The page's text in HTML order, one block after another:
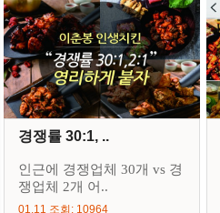
경쟁률 30:1, ..
인근에 경쟁업체 30개 vs 경
쟁업체 2개 어..
01.11 조회: 10964